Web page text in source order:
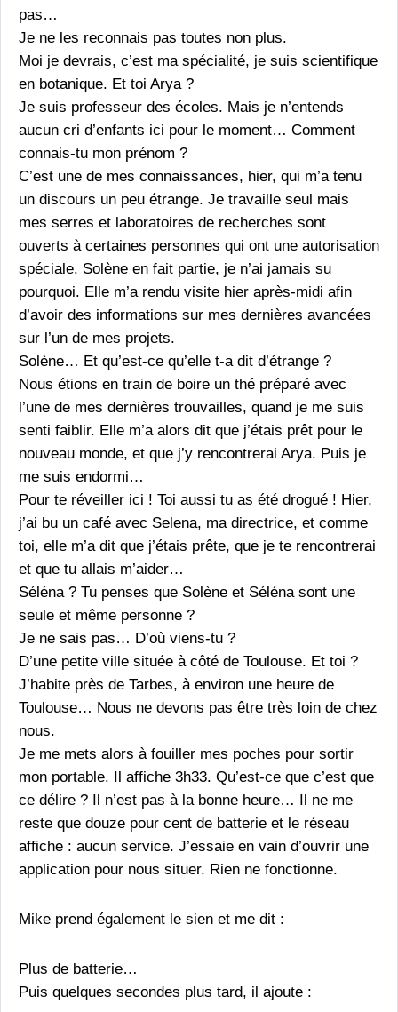
pas…
Je ne les reconnais pas toutes non plus.
Moi je devrais, c’est ma spécialité, je suis scientifique
en botanique. Et toi Arya ?
Je suis professeur des écoles. Mais je n’entends
aucun cri d’enfants ici pour le moment… Comment
connais-tu mon prénom ?
C’est une de mes connaissances, hier, qui m’a tenu
un discours un peu étrange. Je travaille seul mais
mes serres et laboratoires de recherches sont
ouverts à certaines personnes qui ont une autorisation
spéciale. Solène en fait partie, je n’ai jamais su
pourquoi. Elle m’a rendu visite hier après-midi afin
d’avoir des informations sur mes dernières avancées
sur l’un de mes projets.
Solène… Et qu’est-ce qu’elle t-a dit d’étrange ?
Nous étions en train de boire un thé préparé avec
l’une de mes dernières trouvailles, quand je me suis
senti faiblir. Elle m’a alors dit que j’étais prêt pour le
nouveau monde, et que j’y rencontrerai Arya. Puis je
me suis endormi…
Pour te réveiller ici ! Toi aussi tu as été drogué ! Hier,
j’ai bu un café avec Selena, ma directrice, et comme
toi, elle m’a dit que j’étais prête, que je te rencontrerai
et que tu allais m’aider…
Séléna ? Tu penses que Solène et Séléna sont une
seule et même personne ?
Je ne sais pas… D’où viens-tu ?
D’une petite ville située à côté de Toulouse. Et toi ?
J’habite près de Tarbes, à environ une heure de
Toulouse… Nous ne devons pas être très loin de chez
nous.
Je me mets alors à fouiller mes poches pour sortir
mon portable. Il affiche 3h33. Qu’est-ce que c’est que
ce délire ? Il n’est pas à la bonne heure… Il ne me
reste que douze pour cent de batterie et le réseau
affiche : aucun service. J’essaie en vain d’ouvrir une
application pour nous situer. Rien ne fonctionne.
Mike prend également le sien et me dit :
Plus de batterie…
Puis quelques secondes plus tard, il ajoute :